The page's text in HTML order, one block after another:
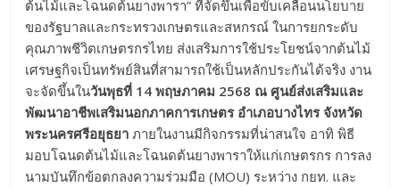
ต้นไม้และโฉนดต้นยางพารา” ที่จัดขึ้นเพื่อขับเคลื่อนนโยบาย
ของรัฐบาลและกระทรวงเกษตรและสหกรณ์ ในการยกระดับ
คุณภาพชีวิตเกษตรกรไทย ส่งเสริมการใช้ประโยชน์จากต้นไม้
เศรษฐกิจเป็นทรัพย์สินที่สามารถใช้เป็นหลักประกันได้จริง งาน
จะจัดขึ้นในวันพุธที่ 14 พฤษภาคม 2568 ณ ศูนย์ส่งเสริมและ
พัฒนาอาชีพเสริมนอกภาคการเกษตร อำเภอบางไทร จังหวัด
พระนครศรีอยุธยา ภายในงานมีกิจกรรมที่น่าสนใจ อาทิ พิธี
มอบโฉนดต้นไม้และโฉนดต้นยางพาราให้แก่เกษตรกร การลง
นามบันทึกข้อตกลงความร่วมมือ (MOU) ระหว่าง กยท. และ